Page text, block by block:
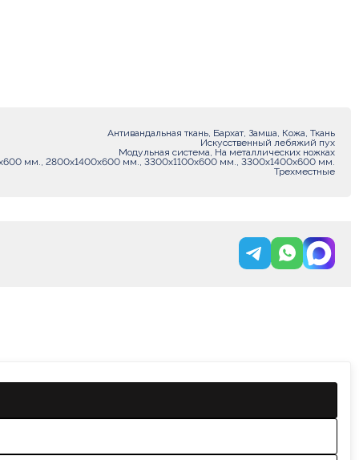
Антивандальная ткань, Бархат, Замша, Кожа, Ткань
Искусственный лебяжий пух
Модульная система, На металлических ножках
мм., 2800х1400х600 мм., 3300х1100х600 мм., 3300х1400х600 мм.
Трехместные